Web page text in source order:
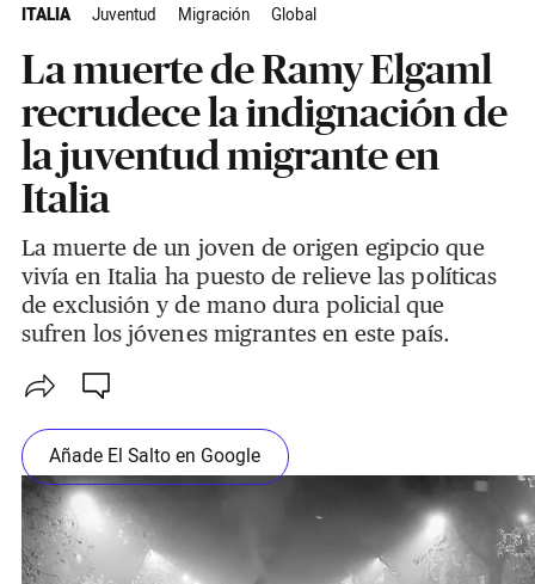
ITALIA Juventud Migración Global
La muerte de Ramy Elgaml
recrudece la indignación de
la juventud migrante en
Italia
La muerte de un joven de origen egipcio que
vivía en Italia ha puesto de relieve las políticas
de exclusión y de mano dura policial que
sufren los jóvenes migrantes en este país.
Añade El Salto en Google